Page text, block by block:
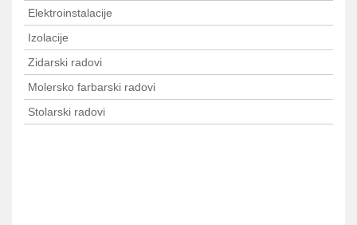
Elektroinstalacije
Izolacije
Zidarski radovi
Molersko farbarski radovi
Stolarski radovi